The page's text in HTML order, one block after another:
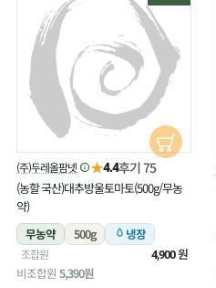
(주)두레올팜넷 ★4.4후기 75
(농할 국산)대추방울토마토(500g/무농
약)
무농약
500g 냉장
조합원 4,900원
비조합원 5,390원